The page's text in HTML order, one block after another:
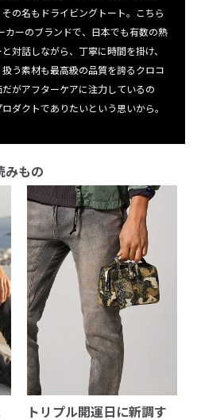
の名もドライビングトート。こちら
カーのブランドで、日本でも有数の熟
対話しながら、丁寧に時間を掛け、
う素材も最高級の品質を誇るクロコ
がアフターケアに注力しているの
ダクトでありたいという思いから。
みもの
トリプル開運日に新調す